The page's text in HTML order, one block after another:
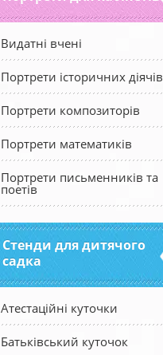
Видатні вчені
Портрети історичних діячів
Портрети композиторів
Портрети математиків
Портрети письменників та
поетів
Стенди для дитячого
садка
Атестаційні куточки
Батьківський куточок